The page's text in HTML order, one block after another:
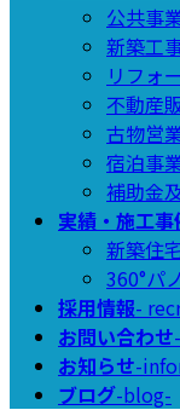
公共事
新築工
リフォ
不動産
古物営
宿泊事
補助金
実績・施工事
新築住
360°パ
採用情報-
お問い合わせ
お知らせ-
ブログ-blog-